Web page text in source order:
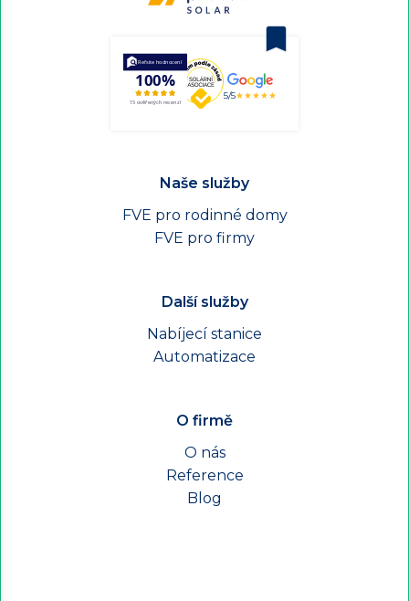
5/5★★★★★
Naše služby
FVE pro rodinné domy
FVE pro firmy
Další služby
Nabíjecí stanice
Automatizace
O firmě
O nás
Reference
Blog